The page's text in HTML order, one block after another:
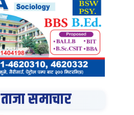
ताजा समाचार